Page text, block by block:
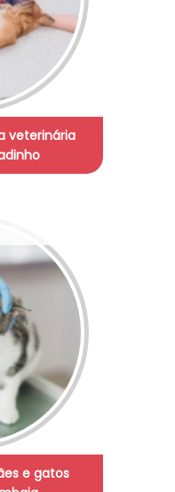
veterinária
e gatos